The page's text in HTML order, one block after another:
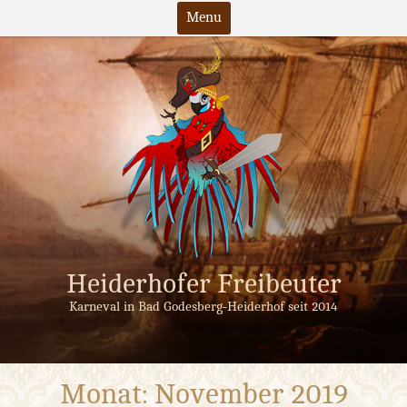
content
Menu
Heiderhofer Freibeuter
Karneval in Bad Godesberg-Heiderhof seit 2014
Monat:November 2019